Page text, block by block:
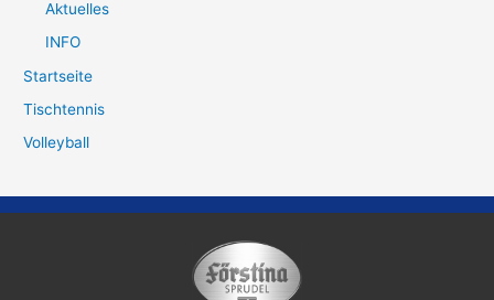
Aktuelles
INFO
Startseite
Tischtennis
Volleyball